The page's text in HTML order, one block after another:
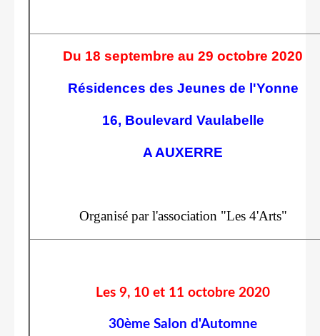
Du 18 septembre au 29 octobre 2020
Résidences des Jeunes de l'Yonne
16, Boulevard Vaulabelle
A AUXERRE
Organisé par l'association "Les 4'Arts"
Les 9, 10 et 11 octobre 2020
30ème Salon d'Automne